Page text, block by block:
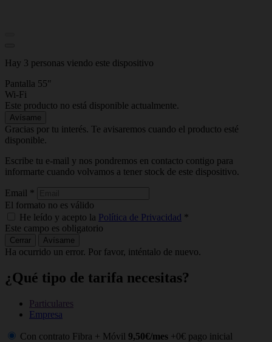
Hay 3 personas viendo este dispositivo
Pantalla 55"
Wi-Fi
Este producto no está disponible actualmente.
Avísame
Gracias por tu interés. Te avisaremos cuando el producto esté
disponible.
Escribe tu e-mail y nos pondremos en contacto contigo para
informarte cuando volvamos a tener stock de este dispositivo.
Email *
El formato no es válido
He leído y acepto la Política de Privacidad *
Este campo es obligatorio
Cerrar Avísame
Ha ocurrido un error. Por favor, inténtalo de nuevo.
¿Qué tipo de tarifa necesitas?
Particulares
Empresa
Con contrato Fibra + Móvil 9,50€/mes +0€ pago inicial